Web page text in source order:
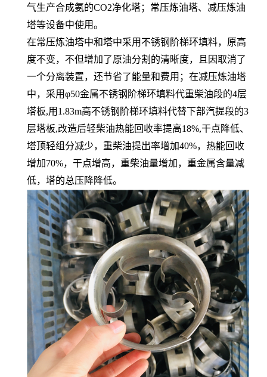
气生产合成氨的CO2净化塔；常压炼油塔、减压炼油
塔等设备中使用。
在常压炼油塔中和塔中采用不锈钢阶梯环填料，原高
度不变，不但增加了原油分割的清晰度，且因取消了
一个分离装置，还节省了能量和费用；在减压炼油塔
中，采用φ50金属不锈钢阶梯环填料代重柴油段的4层
塔板,用1.83m高不锈钢阶梯环填料代替下部汽提段的3
层塔板,改造后轻柴油热能回收率提高18%,干点降低、
塔顶轻组分减少，重柴油提出率增加40%，热能回收
增加70%，干点增高，重柴油量增加，重金属含量减
低，塔的总压降降低。